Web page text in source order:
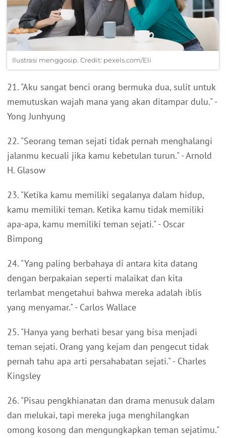
Ilustrasi menggosip. Credit: pexels.com/Eli
21. "Aku sangat benci orang bermuka dua, sulit untuk
memutuskan wajah mana yang akan ditampar dulu." -
Yong Junhyung
22. "Seorang teman sejati tidak pernah menghalangi
jalanmu kecuali jika kamu kebetulan turun." - Arnold
H. Glasow
23. "Ketika kamu memiliki segalanya dalam hidup,
kamu memiliki teman. Ketika kamu tidak memiliki
apa-apa, kamu memiliki teman sejati." - Oscar
Bimpong
24. "Yang paling berbahaya di antara kita datang
dengan berpakaian seperti malaikat dan kita
terlambat mengetahui bahwa mereka adalah iblis
yang menyamar." - Carlos Wallace
25. "Hanya yang berhati besar yang bisa menjadi
teman sejati. Orang yang kejam dan pengecut tidak
pernah tahu apa arti persahabatan sejati." - Charles
Kingsley
26. "Pisau pengkhianatan dan drama menusuk dalam
dan melukai, tapi mereka juga menghilangkan
omong kosong dan mengungkapkan teman sejatimu."